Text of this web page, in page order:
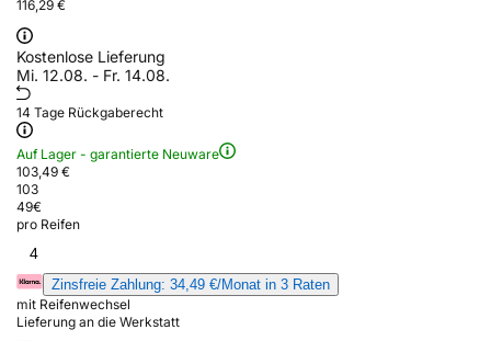
116,29 €
Kostenlose Lieferung
Mi. 12.08. - Fr. 14.08.
14 Tage Rückgaberecht
Auf Lager - garantierte Neuware
103,49 €
103
49€
pro Reifen
4
Zinsfreie Zahlung: 34,49 €/Monat in 3 Raten
mit Reifenwechsel
Lieferung an die Werkstatt